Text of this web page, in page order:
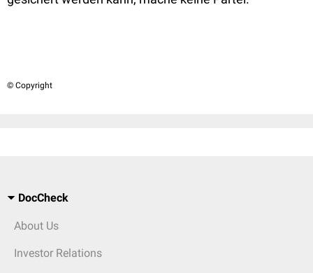
© Copyright
DocCheck
About Us
Investor Relations